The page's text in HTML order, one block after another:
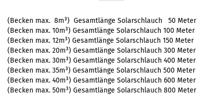
(Becken max. 8m³) Gesamtlänge Solarschlauch 50 Meter
(Becken max. 10m³) Gesamtlänge Solarschlauch 100 Meter
(Becken max. 12m³) Gesamtlänge Solarschlauch 150 Meter
(Becken max. 20m³) Gesamtlänge Solarschlauch 300 Meter
(Becken max. 30m³) Gesamtlänge Solarschlauch 400 Meter
(Becken max. 35m³) Gesamtlänge Solarschlauch 500 Meter
(Becken max. 40m³) Gesamtlänge Solarschlauch 600 Meter
(Becken max. 50m³) Gesamtlänge Solarschlauch 800 Meter